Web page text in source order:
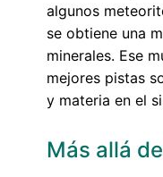
algunos
se obtiene una
minerales. Ese
mejores pistas
y materia en el
Más allá